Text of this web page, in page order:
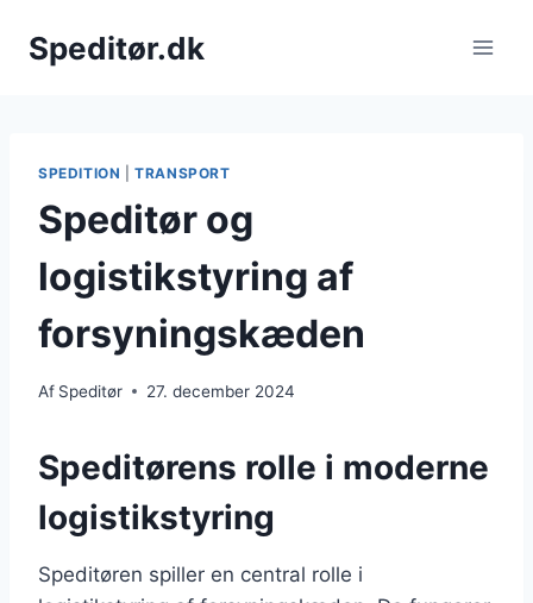
Speditør.dk
SPEDITION |TRANSPORT
Speditør og
logistikstyring af
forsyningskæden
Af Speditør 27. december 2024
Speditørens rolle i moderne
logistikstyring
Speditøren spiller en central rolle i